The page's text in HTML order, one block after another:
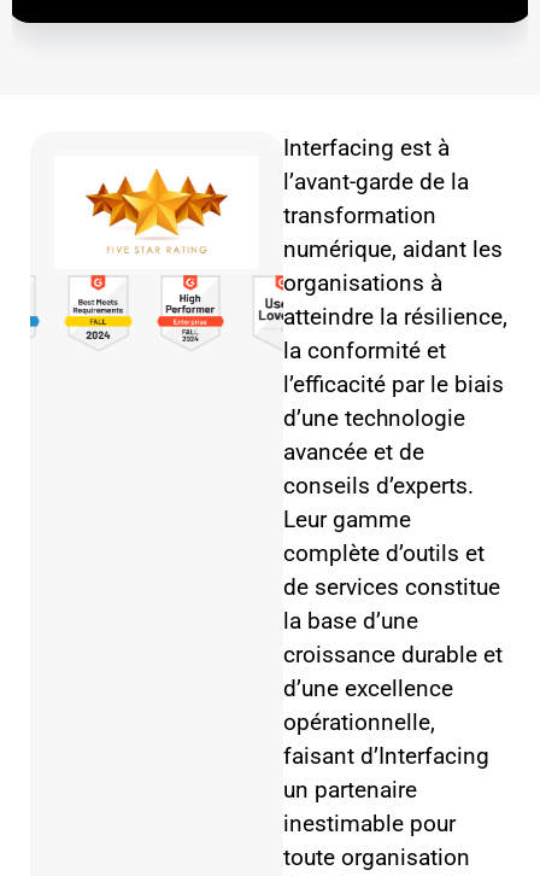
Interfacing est à
l’avant-garde de la
transformation
numérique, aidant les
organisations à
atteindre la résilience,
la conformité et
l’efficacité par le biais
d’une technologie
avancée et de
conseils d’experts.
Leur gamme
complète d’outils et
de services constitue
la base d’une
croissance durable et
d’une excellence
opérationnelle,
faisant d’Interfacing
un partenaire
inestimable pour
toute organisation